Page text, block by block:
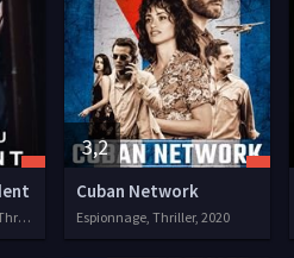
Espionnage, Historique, Thriller, 2020
3,2
Cuban Network
Espionnage, Thriller, 2020